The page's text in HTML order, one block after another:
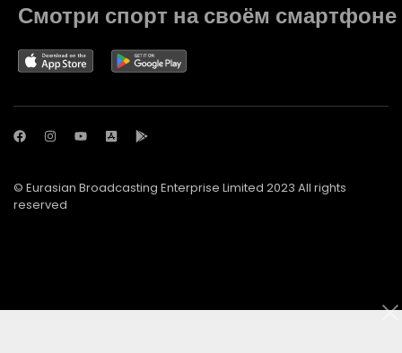
Смотри спорт на своём смартфоне
© Eurasian Broadcasting Enterprise Limited 2023 All rights
reserved